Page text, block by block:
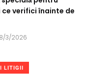
verifici înainte de
8/3/2026
LITIGII